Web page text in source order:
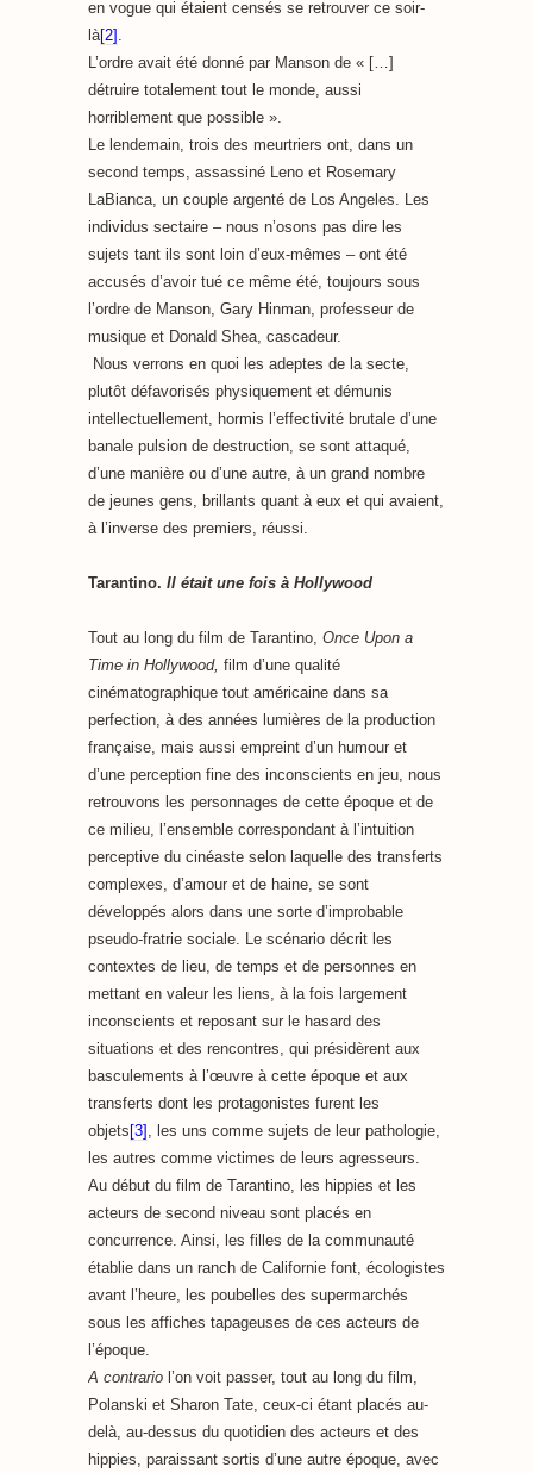
en vogue qui étaient censés se retrouver ce soir-
là[2] .
L’ordre avait été donné par Manson de « […]
détruire totalement tout le monde, aussi
horriblement que possible ».
Le lendemain, trois des meurtriers ont, dans un
second temps, assassiné Leno et Rosemary
LaBianca, un couple argenté de Los Angeles. Les
individus sectaire – nous n’osons pas dire les
sujets tant ils sont loin d’eux-mêmes – ont été
accusés d’avoir tué ce même été, toujours sous
l’ordre de Manson, Gary Hinman, professeur de
musique et Donald Shea, cascadeur.
Nous verrons en quoi les adeptes de la secte,
plutôt défavorisés physiquement et démunis
intellectuellement, hormis l’effectivité brutale d’une
banale pulsion de destruction, se sont attaqué,
d’une manière ou d’une autre, à un grand nombre
de jeunes gens, brillants quant à eux et qui avaient,
à l’inverse des premiers, réussi.
Tarantino. Il était une fois à Hollywood
Tout au long du film de Tarantino, Once Upon a
Time in Hollywood, film d’une qualité
cinématographique tout américaine dans sa
perfection, à des années lumières de la production
française, mais aussi empreint d’un humour et
d’une perception fine des inconscients en jeu, nous
retrouvons les personnages de cette époque et de
ce milieu, l’ensemble correspondant à l’intuition
perceptive du cinéaste selon laquelle des transferts
complexes, d’amour et de haine, se sont
développés alors dans une sorte d’improbable
pseudo-fratrie sociale. Le scénario décrit les
contextes de lieu, de temps et de personnes en
mettant en valeur les liens, à la fois largement
inconscients et reposant sur le hasard des
situations et des rencontres, qui présidèrent aux
basculements à l’œuvre à cette époque et aux
transferts dont les protagonistes furent les
objets [3] , les uns comme sujets de leur pathologie,
les autres comme victimes de leurs agresseurs.
Au début du film de Tarantino, les hippies et les
acteurs de second niveau sont placés en
concurrence. Ainsi, les filles de la communauté
établie dans un ranch de Californie font, écologistes
avant l’heure, les poubelles des supermarchés
sous les affiches tapageuses de ces acteurs de
l’époque.
A contrario l’on voit passer, tout au long du film,
Polanski et Sharon Tate, ceux-ci étant placés au-
delà, au-dessus du quotidien des acteurs et des
hippies, paraissant sortis d’une autre époque, avec